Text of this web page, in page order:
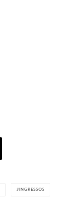
INGRESSOS